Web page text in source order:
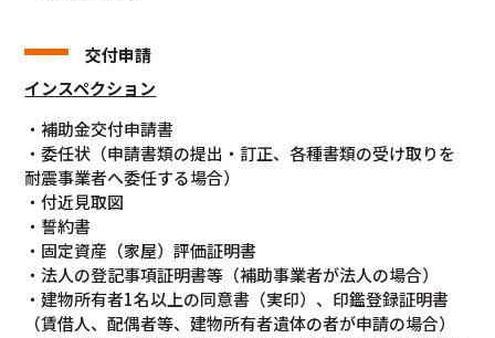
交付申請
インスペクション
・補助金交付申請書
・委任状（申請書類の提出・訂正、各種書類の受け取りを
耐震事業者へ委任する場合）
・付近見取図
・誓約書
・固定資産（家屋）評価証明書
・法人の登記事項証明書等（補助事業者が法人の場合）
・建物所有者1名以上の同意書（実印）、印鑑登録証明書
（賃借人、配偶者等、建物所有者遺体の者が申請の場合）